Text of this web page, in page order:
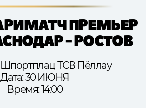
ПРЕМЬЕР
- РОСТОВ
Шпортплац ТСВ Пёллау
Дата: 30 ИЮНЯ
Время: 14:00